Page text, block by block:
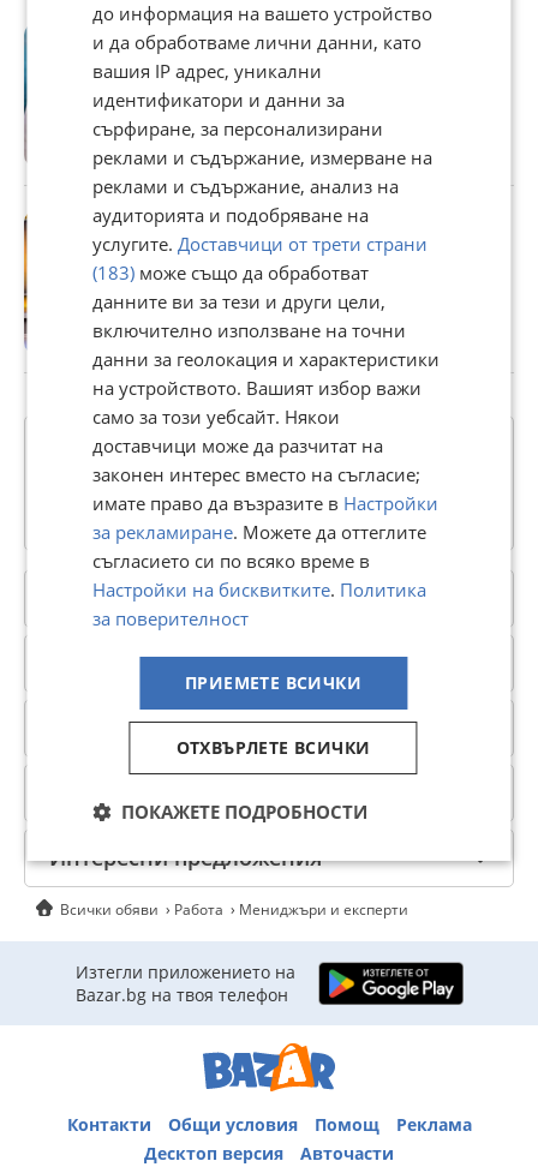
Министър Карамфилова: В
парк "Рила" слагаме
камери с цел превенция
срещу пожари, но и срещу
бракониери
преди 57 минути
Николай Гълъбов за
скандала в Банско:
Словесна провокация от
деца не оправдава
расистка саморазправа
преди 27 минути
Експерти и мениджъри
☆
☆
☆
☆
☆
Оценка 4.6от8гласа.
Категории
Категории
Полезно
Интересни предложения
Всички обяви Работа Мениджъри и експерти
Изтегли приложението на
Bazar.bg на твоя телефон
Контакти Общи условия Помощ
Реклама
Десктоп версия
Авточасти
до информация на вашето устройство
и да обработваме лични данни, като
вашия IP адрес, уникални
идентификатори и данни за
сърфиране, за персонализирани
реклами и съдържание, измерване на
реклами и съдържание, анализ на
аудиторията и подобряване на
услугите.Доставчици от трети страни
(183) може също да обработват
данните ви за тези и други цели,
включително използване на точни
данни за геолокация и характеристики
на устройството. Вашият избор важи
само за този уебсайт. Някои
доставчици може да разчитат на
законен интерес вместо на съгласие;
имате право да възразите в Настройки
за рекламиране. Можете да оттеглите
съгласието си по всяко време в
Настройки на бисквитките. Политика
за поверителност
ПРИЕМЕТЕ ВСИЧКИ
ОТХВЪРЛЕТЕ ВСИЧКИ
ПОКАЖЕТЕ ПОДРОБНОСТИ